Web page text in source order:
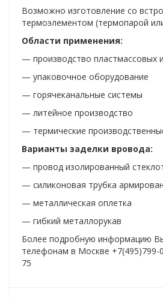
Возможно изготовление со
термоэлементом (термопарой
Области применения:
— производство пластмассовых
— упаковочное оборудование
— горячеканальные системы
— литейное производство
— термические
Варианты заделки вровода:
— провод изолированный
— силиконовая трубка
— металлическая оплетка
— гибкий металлорукав
Более подробную информацию
телефонам в Москве +7(495)799-
75